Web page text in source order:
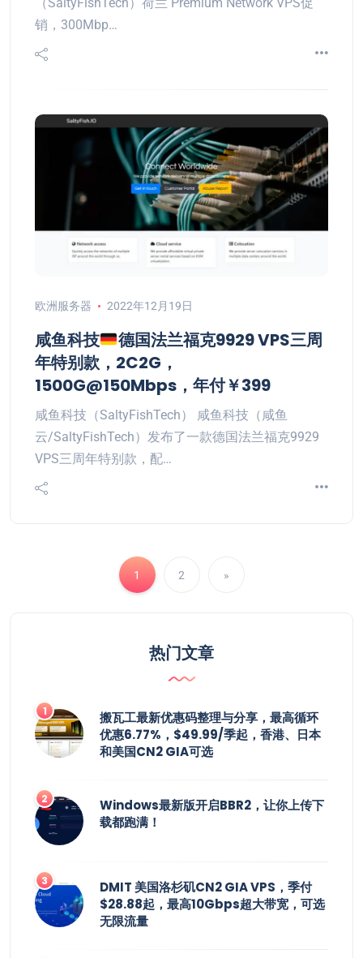
销，300Mbp…
欧洲服务器 2022年12月19日
咸鱼科技
德国法兰福克9929 VPS三周
年特别款，2C2G，
1500G@150Mbps，年付￥399
咸鱼科技（SaltyFishTech） 咸鱼科技（咸鱼
云/SaltyFishTech）发布了一款德国法兰福克9929
VPS三周年特别款，配…
1 2 »
热门文章
搬瓦工最新优惠码整理与分享，最高循环
优惠6.77%，$49.99/季起，香港、日本
和美国CN2 GIA可选
Windows最新版开启BBR2，让你上传下
载都跑满！
DMIT 美国洛杉矶CN2 GIA VPS，季付
$28.88起，最高10Gbps超大带宽，可选
无限流量